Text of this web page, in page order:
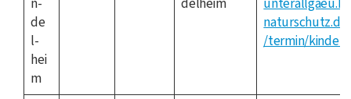
de
l­
hei
m
/termin/kinder-